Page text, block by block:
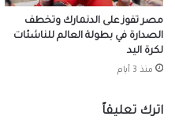
مصر تفوز على الدنمارك وتخطف
الصدارة في بطولة العالم للناشئات
لكرة اليد
منذ 3 أيام
اترك تعليقاً